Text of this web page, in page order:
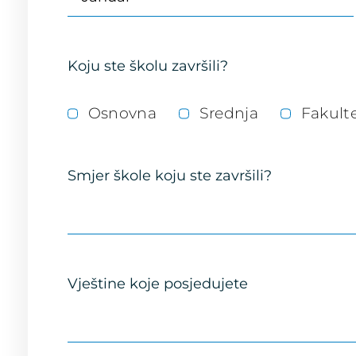
Koju ste školu završili?
Osnovna Srednja
Smjer škole koju ste završili?
Vještine koje posjedujete